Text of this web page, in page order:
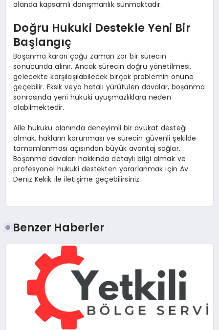
alanda kapsamlı danışmanlık sunmaktadır.
Doğru Hukuki Destekle Yeni Bir
Başlangıç
Boşanma kararı çoğu zaman zor bir sürecin
sonucunda alınır. Ancak sürecin doğru yönetilmesi,
gelecekte karşılaşılabilecek birçok problemin önüne
geçebilir. Eksik veya hatalı yürütülen davalar, boşanma
sonrasında yeni hukuki uyuşmazlıklara neden
olabilmektedir.
Aile hukuku alanında deneyimli bir avukat desteği
almak, hakların korunması ve sürecin güvenli şekilde
tamamlanması açısından büyük avantaj sağlar.
Boşanma davaları hakkında detaylı bilgi almak ve
profesyonel hukuki destekten yararlanmak için Av.
Deniz Kekik ile iletişime geçebilirsiniz.
Benzer Haberler